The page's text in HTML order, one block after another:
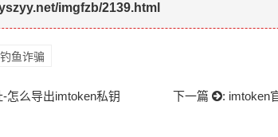
imgfzb/2139.html
钓鱼诈骗
怎么导出imtoken私钥 下一篇 : imtoken